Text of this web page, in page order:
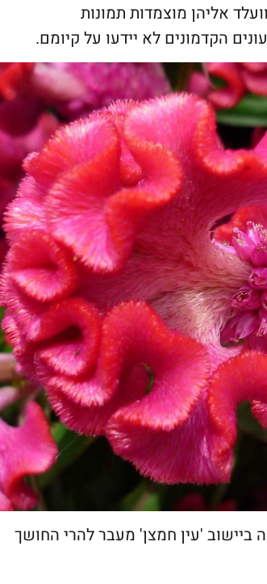
אליהן מוצמדות תמונות
הקדמונים לא יידעו על קיומם.
'עין חמצן' מעבר להרי החושך